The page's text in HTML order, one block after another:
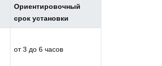
Ориентировочный
срок установки
от 3 до 6 часов